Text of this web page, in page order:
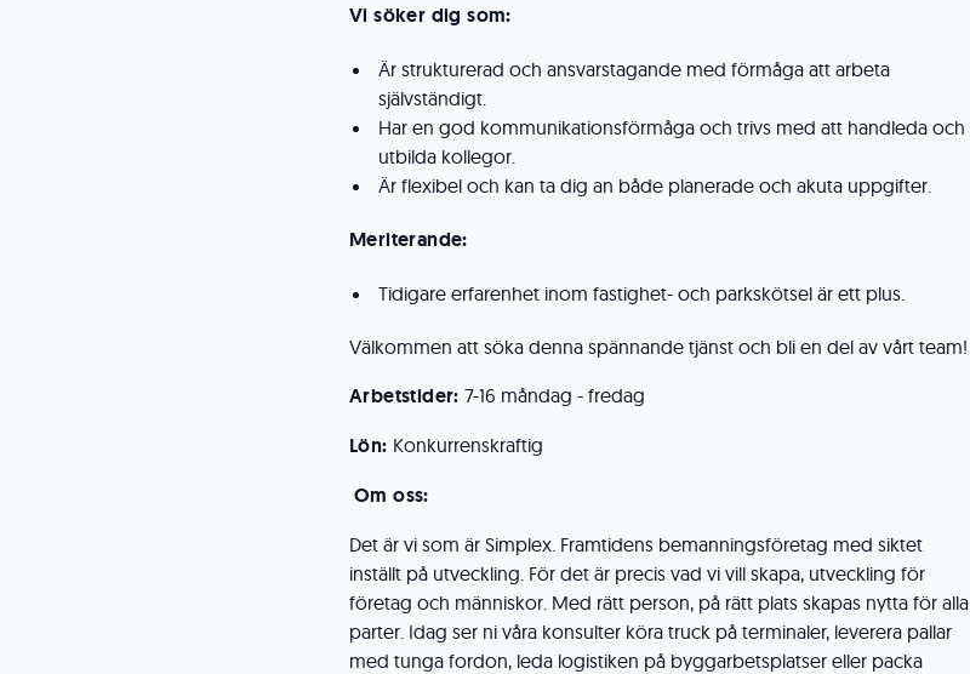
Vi söker dig som:
Är strukturerad och ansvarstagande med förmåga att arbeta
självständigt.
Har en god kommunikationsförmåga och trivs med att handleda och
utbilda kollegor.
Är flexibel och kan ta dig an både planerade och akuta uppgifter.
Meriterande:
Tidigare erfarenhet inom fastighet- och parkskötsel är ett plus.
Välkommen att söka denna spännande tjänst och bli en del av vårt team!
Arbetstider:7-16 måndag - fredag
Lön: Konkurrenskraftig
Om oss:
Det är vi som är Simplex. Framtidens bemanningsföretag med siktet
inställt på utveckling. För det är precis vad vi vill skapa, utveckling för
företag och människor. Med rätt person, på rätt plats skapas nytta för alla
parter. Idag ser ni våra konsulter köra truck på terminaler, leverera pallar
med tunga fordon, leda logistiken på byggarbetsplatser eller packa